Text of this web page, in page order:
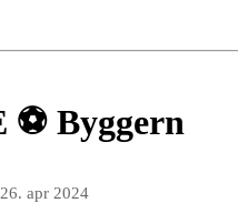
⚽️ Byggern
26. apr 2024